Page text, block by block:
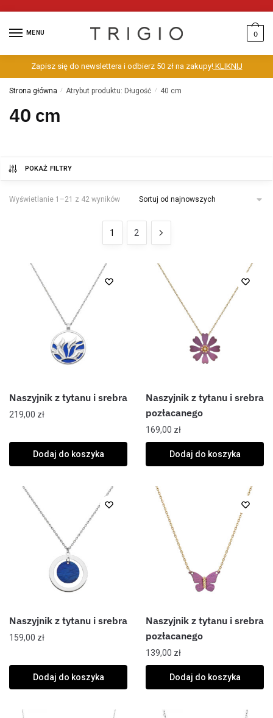
MENU 0
Zapisz się do newslettera i odbierz 50 zł na zakupy!KLIKNIJ
Strona główna / Atrybut produktu: Długość / 40 cm
40 cm
POKAŻ FILTRY
Wyświetlanie 1–21 z 42 wyników
1 2
Naszyjnik z tytanu i srebra
219,00 zł
Dodaj do koszyka
Naszyjnik z tytanu i srebra
pozłacanego
169,00 zł
Dodaj do koszyka
Naszyjnik z tytanu i srebra
159,00 zł
Dodaj do koszyka
Naszyjnik z tytanu i srebra
pozłacanego
139,00 zł
Dodaj do koszyka